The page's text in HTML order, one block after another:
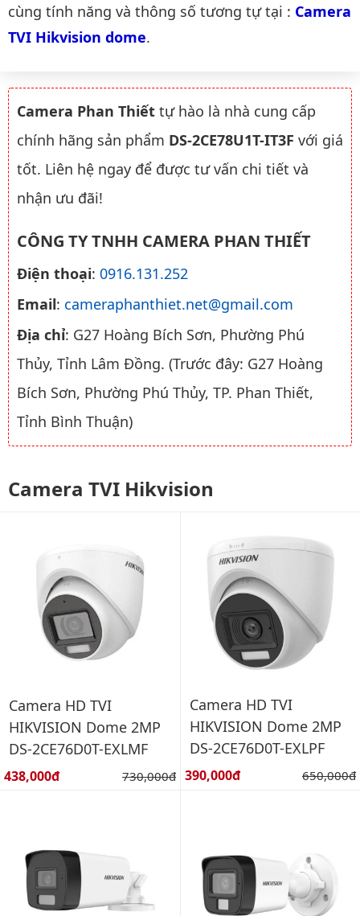
cùng tính năng và thông số tương tự tại : Camera
TVI Hikvision dome.
Camera Phan Thiết tự hào là nhà cung cấp
chính hãng sản phẩm DS-2CE78U1T-IT3F với giá
tốt. Liên hệ ngay để được tư vấn chi tiết và
nhận ưu đãi!
CÔNG TY TNHH CAMERA PHAN THIẾT
Điện thoại: 0916.131.252
Email: cameraphanthiet.net@gmail.com
Địa chỉ: G27 Hoàng Bích Sơn, Phường Phú
Thủy, Tỉnh Lâm Đồng. (Trước đây: G27 Hoàng
Bích Sơn, Phường Phú Thủy, TP. Phan Thiết,
Tỉnh Bình Thuận)
Camera TVI Hikvision
Camera HD TVI
HIKVISION Dome 2MP
DS-2CE76D0T-EXLMF
Giá bán:
438,000đ Giá gốc:
730,000đ
Camera HD TVI
HIKVISION Dome 2MP
DS-2CE76D0T-EXLPF
Giá bán:
390,000đ Giá gốc:
650,000đ